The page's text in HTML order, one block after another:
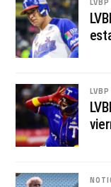
LVBP
LVBP